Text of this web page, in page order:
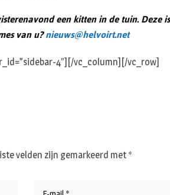
een kitten in de tuin.
van u?nieuws@helvoirt.net
4″][/vc_column][/vc_row]
velden zijn gemarkeerd met *